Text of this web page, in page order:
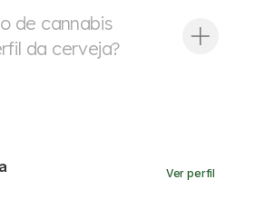
de cannabis
da cerveja?
Ver perfil